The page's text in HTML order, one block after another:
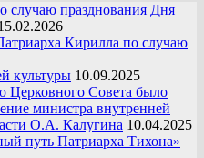
случаю празднования Дня
Кирилла по случаю
культуры 10.09.2025
Церковного Совета было
министра внутренней
О.А. Калугина 10.04.2025
путь Патриарха Тихона»